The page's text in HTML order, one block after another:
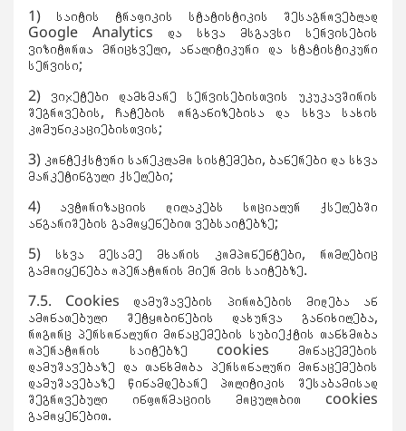
1) საიტის ტრაფიკის სტატისტიკის შესაგროვებლად
Google Analytics და სხვა მსგავსი სერვისების
ვიზიტორთა მრიცხველი, ანალიტიკური და სტატისტიკური
სერვისი;
2) ვიჯეტები დამხმარე სერვისებისთვის უკუკავშირის
შეგროვების, ჩატების ორგანიზებისა და სხვა სახის
კომუნიკაციებისთვის;
3) კონტექსტური სარეკლამო სისტემები, ბანერები და სხვა
მარკეტინგული ქსელები;
4) ავტორიზაციის ღილაკებს სოციალურ ქსელებში
ანგარიშების გამოყენებით ვებსაიტებზე;
5) სხვა მესამე მხარის კომპონენტები, რომლებიც
გამოიყენება ოპერატორის მიერ მის საიტებზე.
7.5. Cookies დამუშავების პირობების მიღება ან
ამონათებული შეტყობინების დახურვა განიხილება,
როგორც პერსონალური მონაცემების სუბიექტის თანხმობა
ოპერატორის საიტებზე cookies მონაცემების
დამუშავებაზე და თანხმობა პერსონალური მონაცემების
დამუშავებაზე წინამდებარე პოლიტიკის შესაბამისად
შეგროვებული ინფორმაციის მოცულობით cookies
გამოყენებით.